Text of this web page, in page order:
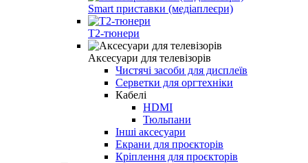
Smart приставки (медіаплеєри)
Т2-тюнери
Аксесуари для телевізорів
Чистячі засоби для дисплеїв
Серветки для оргтехніки
Кабелі
HDMI
Тюльпани
Інші аксесуари
Екрани для проєкторів
Кріплення для проєкторів